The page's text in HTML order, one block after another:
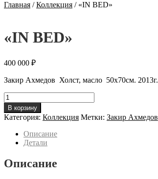
Главная /Коллекция / «IN BED»
«IN BED»
400 000 ₽
Закир Ахмедов Холст, масло 50х70см. 2013г.
Количество
товара
"IN
BED"
В корзину
Категория: Коллекция Метки: Закир Ахмедов
Описание
Детали
Описание